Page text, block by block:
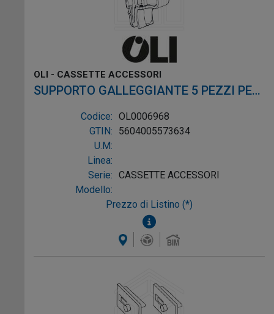
OLI - CASSETTE ACCESSORI
SUPPORTO GALLEGGIANTE 5 PEZZI PER
OLI74 PLUS
Codice: OL0006968
GTIN:
5604005573634
U.M:
Linea:
Serie: CASSETTE ACCESSORI
Modello:
Prezzo di Listino (*)